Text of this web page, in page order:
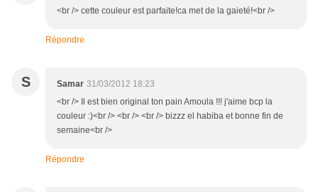
<br /> cette couleur est parfaite!ca met de la gaieté!<br />
Répondre
S Samar 31/03/2012 18:23
<br /> Il est bien original ton pain Amoula !!! j'aime bcp la
couleur :)<br /> <br /> <br /> bizzz el habiba et bonne fin de
semaine<br />
Répondre